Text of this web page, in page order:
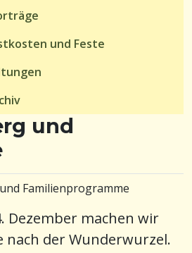
und Feste
und
Familienprogramme
Dezember machen wir
nach der Wunderwurzel.